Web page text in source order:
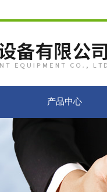
产品中心